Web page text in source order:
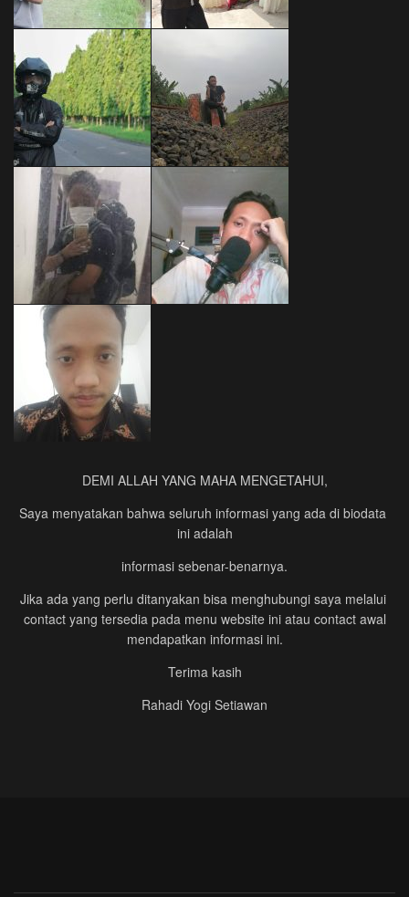
DEMI ALLAH YANG MAHA MENGETAHUI,
Saya menyatakan bahwa seluruh informasi yang ada di biodata
ini adalah
informasi sebenar-benarnya.
Jika ada yang perlu ditanyakan bisa menghubungi saya melalui
contact yang tersedia pada menu website ini atau contact awal
mendapatkan informasi ini.
Terima kasih
Rahadi Yogi Setiawan